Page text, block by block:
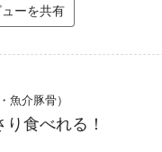
ューを共有
魚介豚骨）
食べれる！